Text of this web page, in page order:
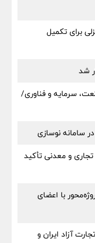
برای تكمیل
سرمایه و فناوری/
سامانه نوسازی
و معدنی تأکید
با اعضای
آزاد ایران و